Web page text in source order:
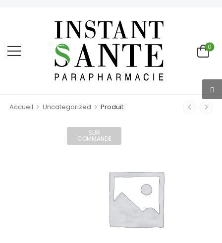
0
Accueil > Uncategorized > Produit
SUR
COMMANDE